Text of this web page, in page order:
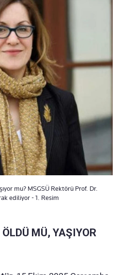
mu? MSGSÜ Rektörü Prof. Dr.
ediliyor - 1. Resim
MÜ, YAŞIYOR